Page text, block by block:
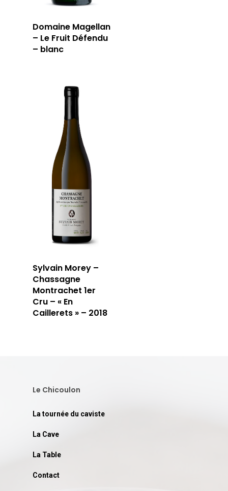
Domaine Magellan
– Le Fruit Défendu
– blanc
Sylvain Morey –
Chassagne
Montrachet 1er
Cru – « En
Caillerets » – 2018
Le Chicoulon
La tournée du caviste
La Cave
La Table
Contact